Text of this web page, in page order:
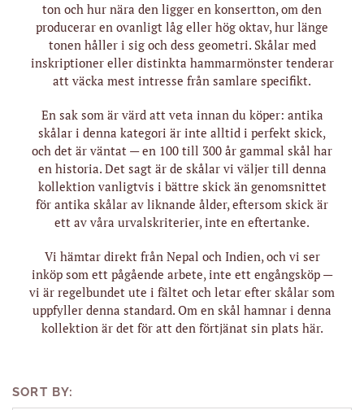
ton och hur nära den ligger en konsertton, om den
producerar en ovanligt låg eller hög oktav, hur länge
tonen håller i sig och dess geometri. Skålar med
inskriptioner eller distinkta hammarmönster tenderar
att väcka mest intresse från samlare specifikt.
En sak som är värd att veta innan du köper: antika
skålar i denna kategori är inte alltid i perfekt skick,
och det är väntat — en 100 till 300 år gammal skål har
en historia. Det sagt är de skålar vi väljer till denna
kollektion vanligtvis i bättre skick än genomsnittet
för antika skålar av liknande ålder, eftersom skick är
ett av våra urvalskriterier, inte en eftertanke.
Vi hämtar direkt från Nepal och Indien, och vi ser
inköp som ett pågående arbete, inte ett engångsköp —
vi är regelbundet ute i fältet och letar efter skålar som
uppfyller denna standard. Om en skål hamnar i denna
kollektion är det för att den förtjänat sin plats här.
SORT BY: